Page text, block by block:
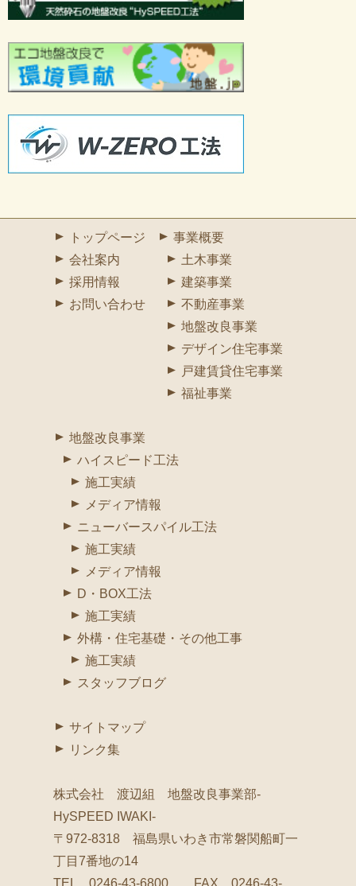
トップページ
会社案内
採用情報
お問い合わせ
事業概要
土木事業
建築事業
不動産事業
地盤改良事業
デザイン住宅事業
戸建賃貸住宅事業
福祉事業
地盤改良事業
ハイスピード工法
施工実績
メディア情報
ニューバースパイル工法
施工実績
メディア情報
D・BOX工法
施工実績
外構・住宅基礎・その他工事
施工実績
スタッフブログ
サイトマップ
リンク集
株式会社 渡辺組 地盤改良事業部-
HySPEED IWAKI-
〒972-8318 福島県いわき市常磐関船町一
丁目7番地の14